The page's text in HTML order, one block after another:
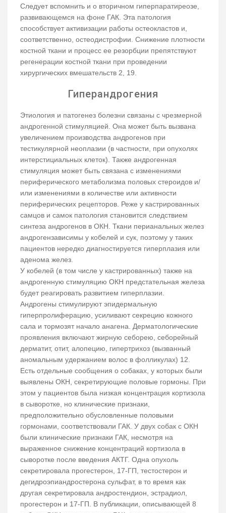
Следует вспомнить и о вторичном гиперпаратиреозе,
развивающемся на фоне ГАК. Эта патология
способствует активизации работы остеокластов и,
соответственно, остеодистрофии. Снижение плотности
костной ткани и процесс ее резорбции препятствуют
регенерации костной ткани при проведении
хирургических вмешательств 2, 19.
Гиперандрогения
Этиология и патогенез болезни связаны с чрезмерной
андрогенной стимуляцией. Она может быть вызвана
увеличением производства андрогенов при
тестикулярной неоплазии (в частности, при опухолях
интерстициальных клеток). Также андрогенная
стимуляция может быть связана с изменениями
периферического метаболизма половых стероидов и/
или изменениями в количестве или активности
периферических рецепторов. Реже у кастрированных
самцов и самок патология становится следствием
синтеза андрогенов в ОКН. Ткани перианальных желез
андрогензависимы у кобелей и сук, поэтому у таких
пациентов нередко диагностируется гиперплазия или
аденома желез.
У кобелей (в том числе у кастрированных) также на
андрогенную стимуляцию ОКН предстательная железа
будет реагировать развитием гиперплазии.
Андрогены стимулируют эпидермальную
гиперпролиферацию, усиливают секрецию кожного
сала и тормозят начало анагена. Дерматологические
проявления включают жирную себорею, себорейный
дерматит, отит, алопецию, гипертрихоз (вызванный
аномальным удержанием волос в фолликулах) 12.
Есть отдельные сообщения о собаках, у которых были
выявлены ОКН, секретирующие половые гормоны. При
этом у пациентов была низкая концентрация кортизола
в сыворотке, но клинические признаки,
предположительно обусловленные половыми
гормонами, соответствовали ГАК. У двух собак с ОКН
были клинические признаки ГАК, несмотря на
выраженное снижение концентраций кортизола в
сыворотке после введения АКТГ. Одна опухоль
секретировала прогестерон, 17-ГП, тестостерон и
дегидроэпиандростерона сульфат, в то время как
другая секретировала андростендион, эстрадиол,
прогестерон и 17-ГП. В публикации, описывающей 8